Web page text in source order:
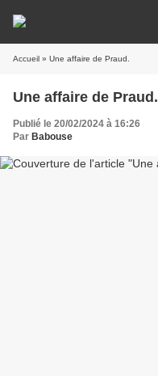
Accueil » Une affaire de Praud.
Une affaire de Praud.
Publié le 20/02/2024 à 16:26
Par Babouse